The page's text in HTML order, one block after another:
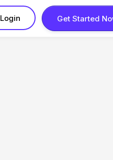
Login Get Started